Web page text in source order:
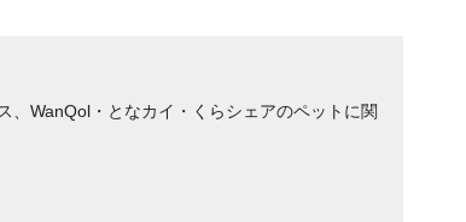
、WanQol・となカイ・くらシェアのペットに関